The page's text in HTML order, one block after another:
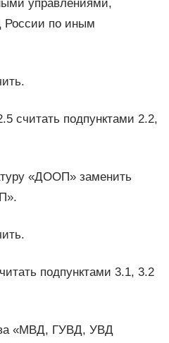
управлениями,
по иным
считать подпунктами 2.2,
«ДООП» заменить
подпунктами 3.1, 3.2
«МВД, ГУВД, УВД